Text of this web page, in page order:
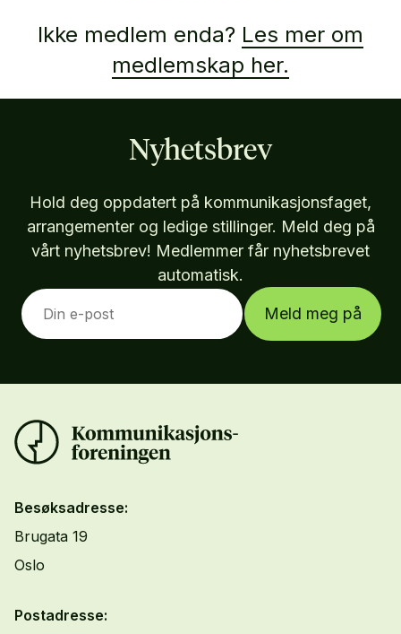
Ikke medlem enda? Les mer om
medlemskap her.
Nyhetsbrev
Hold deg oppdatert på kommunikasjonsfaget,
arrangementer og ledige stillinger. Meld deg på
vårt nyhetsbrev! Medlemmer får nyhetsbrevet
automatisk.
Meld meg på
Besøksadresse:
Brugata 19
Oslo
Postadresse: